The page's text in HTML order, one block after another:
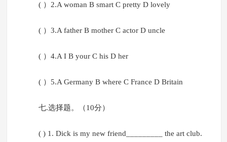
( ）2.A woman B smart C pretty D lovely
( ）3.A father B mother C actor D uncle
( ）4.A I B your C his D her
( ）5.A Germany B where C France D Britain
七.选择题。（10分）
( ) 1. Dick is my new friend_________ the art club.